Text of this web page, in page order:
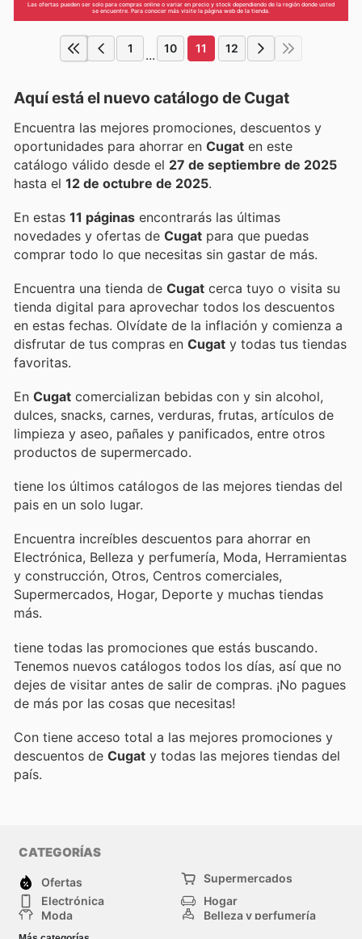
Las ofertas pueden ser solo para compras online o variar en precio y stock dependiendo de la región donde usted
se encuentre. Para conocer más visite la página web de la tienda.
1 ... 10 11 12
Aquí está el nuevo catálogo de Cugat
Encuentra las mejores promociones, descuentos y
oportunidades para ahorrar en Cugat en este
catálogo válido desde el 27 de septiembre de 2025
hasta el 12 de octubre de 2025.
En estas 11 páginas encontrarás las últimas
novedades y ofertas de Cugat para que puedas
comprar todo lo que necesitas sin gastar de más.
Encuentra una tienda de Cugat cerca tuyo o visita su
tienda digital para aprovechar todos los descuentos
en estas fechas. Olvídate de la inflación y comienza a
disfrutar de tus compras en Cugat y todas tus tiendas
favoritas.
En Cugat comercializan bebidas con y sin alcohol,
dulces, snacks, carnes, verduras, frutas, artículos de
limpieza y aseo, pañales y panificados, entre otros
productos de supermercado.
tiene los últimos catálogos de las mejores tiendas del
pais en un solo lugar.
Encuentra increíbles descuentos para ahorrar en
Electrónica, Belleza y perfumería, Moda, Herramientas
y construcción, Otros, Centros comerciales,
Supermercados, Hogar, Deporte y muchas tiendas
más.
tiene todas las promociones que estás buscando.
Tenemos nuevos catálogos todos los días, así que no
dejes de visitar antes de salir de compras. ¡No pagues
de más por las cosas que necesitas!
Con tiene acceso total a las mejores promociones y
descuentos de Cugat y todas las mejores tiendas del
país.
CATEGORÍAS
Ofertas
Supermercados
Electrónica
Hogar
Moda
Belleza y perfumería
Deporte